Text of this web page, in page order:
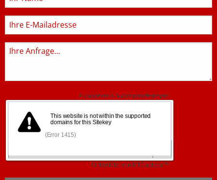
E-
Mail
Anfrage